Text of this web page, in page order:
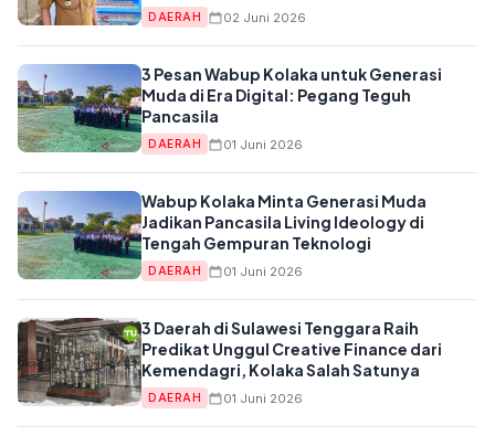
DAERAH 02 Juni 2026
3 Pesan Wabup Kolaka untuk Generasi
Muda di Era Digital: Pegang Teguh
Pancasila
DAERAH 01 Juni 2026
Wabup Kolaka Minta Generasi Muda
Jadikan Pancasila Living Ideology di
Tengah Gempuran Teknologi
DAERAH 01 Juni 2026
3 Daerah di Sulawesi Tenggara Raih
Predikat Unggul Creative Finance dari
Kemendagri, Kolaka Salah Satunya
DAERAH 01 Juni 2026